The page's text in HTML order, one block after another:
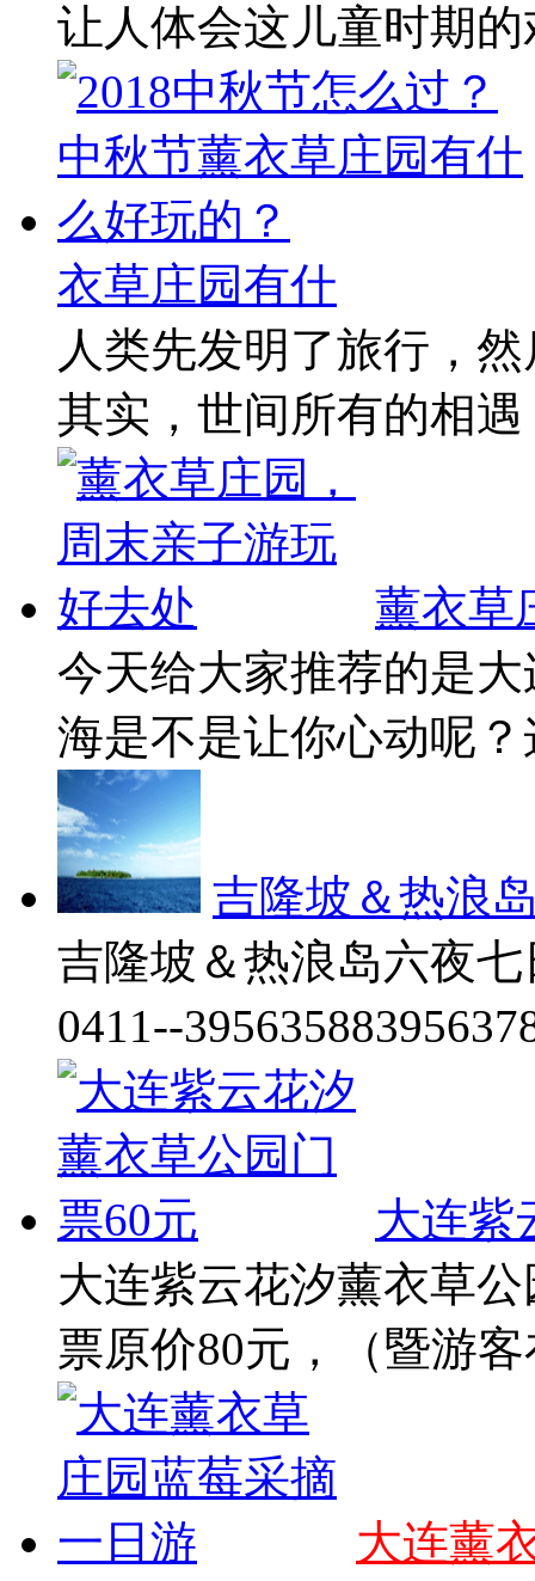
让人体会这儿童时期
衣草庄园有什
人类先发明了旅行，
其实，世间所有的相遇
薰衣草
今天给大家推荐的是
海是不是让你心动呢
吉隆坡＆热浪
吉隆坡＆热浪岛六夜
0411--
大连紫
大连紫云花汐薰衣草
票原价80元，（暨游
大连薰